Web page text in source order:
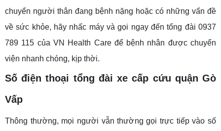
chuyển người thân đang bệnh nặng hoặc có những vấn đề
về sức khỏe, hãy nhấc máy và gọi ngay đến tổng đài 0937
789 115 của VN Health Care để bệnh nhân được chuyển
viện nhanh chóng, kịp thời.
Số điện thoại tổng đài xe cấp cứu quận Gò
Vấp
Thông thường, mọi người vẫn thường gọi trực tiếp vào số